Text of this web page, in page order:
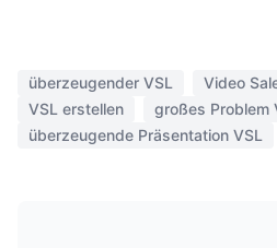
überzeugender VSL
Video
VSL erstellen
großes Problem
überzeugende Präsentation VSL